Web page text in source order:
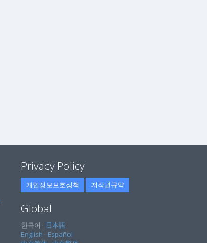
Privacy Policy
개인정보보호정책 저작권규약
Global
한국어 · 日本語
English · Español